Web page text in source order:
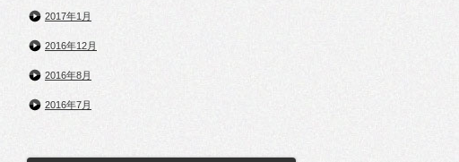
2017年1月
2016年12月
2016年8月
2016年7月